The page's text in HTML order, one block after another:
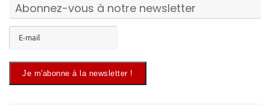
Abonnez-vous à notre newsletter